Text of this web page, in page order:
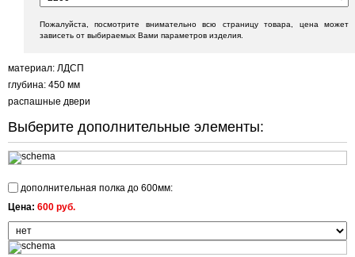
Пожалуйста, посмотрите внимательно всю страницу товара, цена может
зависеть от выбираемых Вами параметров изделия.
материал: ЛДСП
глубина: 450 мм
распашные двери
Выберите дополнительные элементы:
дополнительная полка до 600мм:
Цена: 600 руб.